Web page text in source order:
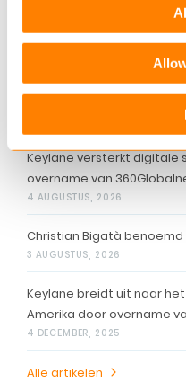
Daarnaast is a.s.r.
voor derden. a.s.r. is
Amsterdam en is
Gerelateerde
Keylane versterkt
overname van
4 AUGUSTUS, 2026
Christian Bigatà benoemd
3 AUGUSTUS, 2026
Keylane breidt uit naar
Amerika door overname
4 DECEMBER, 2025
Alle artikelen